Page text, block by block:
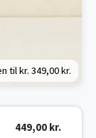
til kr. 349,00 kr.
449,00 kr.